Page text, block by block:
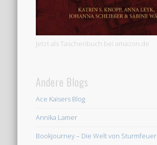
Jetzt als Taschenbuch bei amazon.de
Andere Blogs
Ace Kaisers Blog
Annika Lamer
Bookjourney – Die Welt von Sturmfeuer